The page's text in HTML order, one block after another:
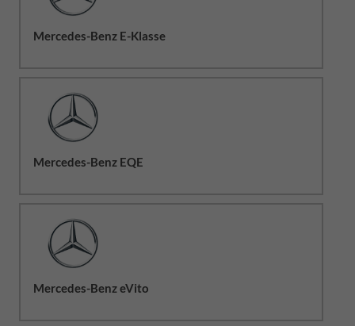
Mercedes-Benz E-Klasse
Mercedes-Benz EQE
Mercedes-Benz eVito